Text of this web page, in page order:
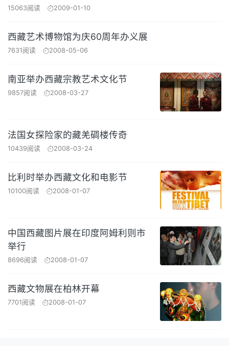
15063阅读 2009-01-10
西藏艺术博物馆为庆60周年办义展
7631阅读 2008-05-06
南亚举办西藏宗教艺术文化节
9857阅读 2008-03-27
法国女探险家的藏羌碉楼传奇
10439阅读 2008-03-24
比利时举办西藏文化和电影节
10100阅读 2008-01-07
中国西藏图片展在印度阿姆利则市
举行
8696阅读 2008-01-07
西藏文物展在柏林开幕
7701阅读 2008-01-07